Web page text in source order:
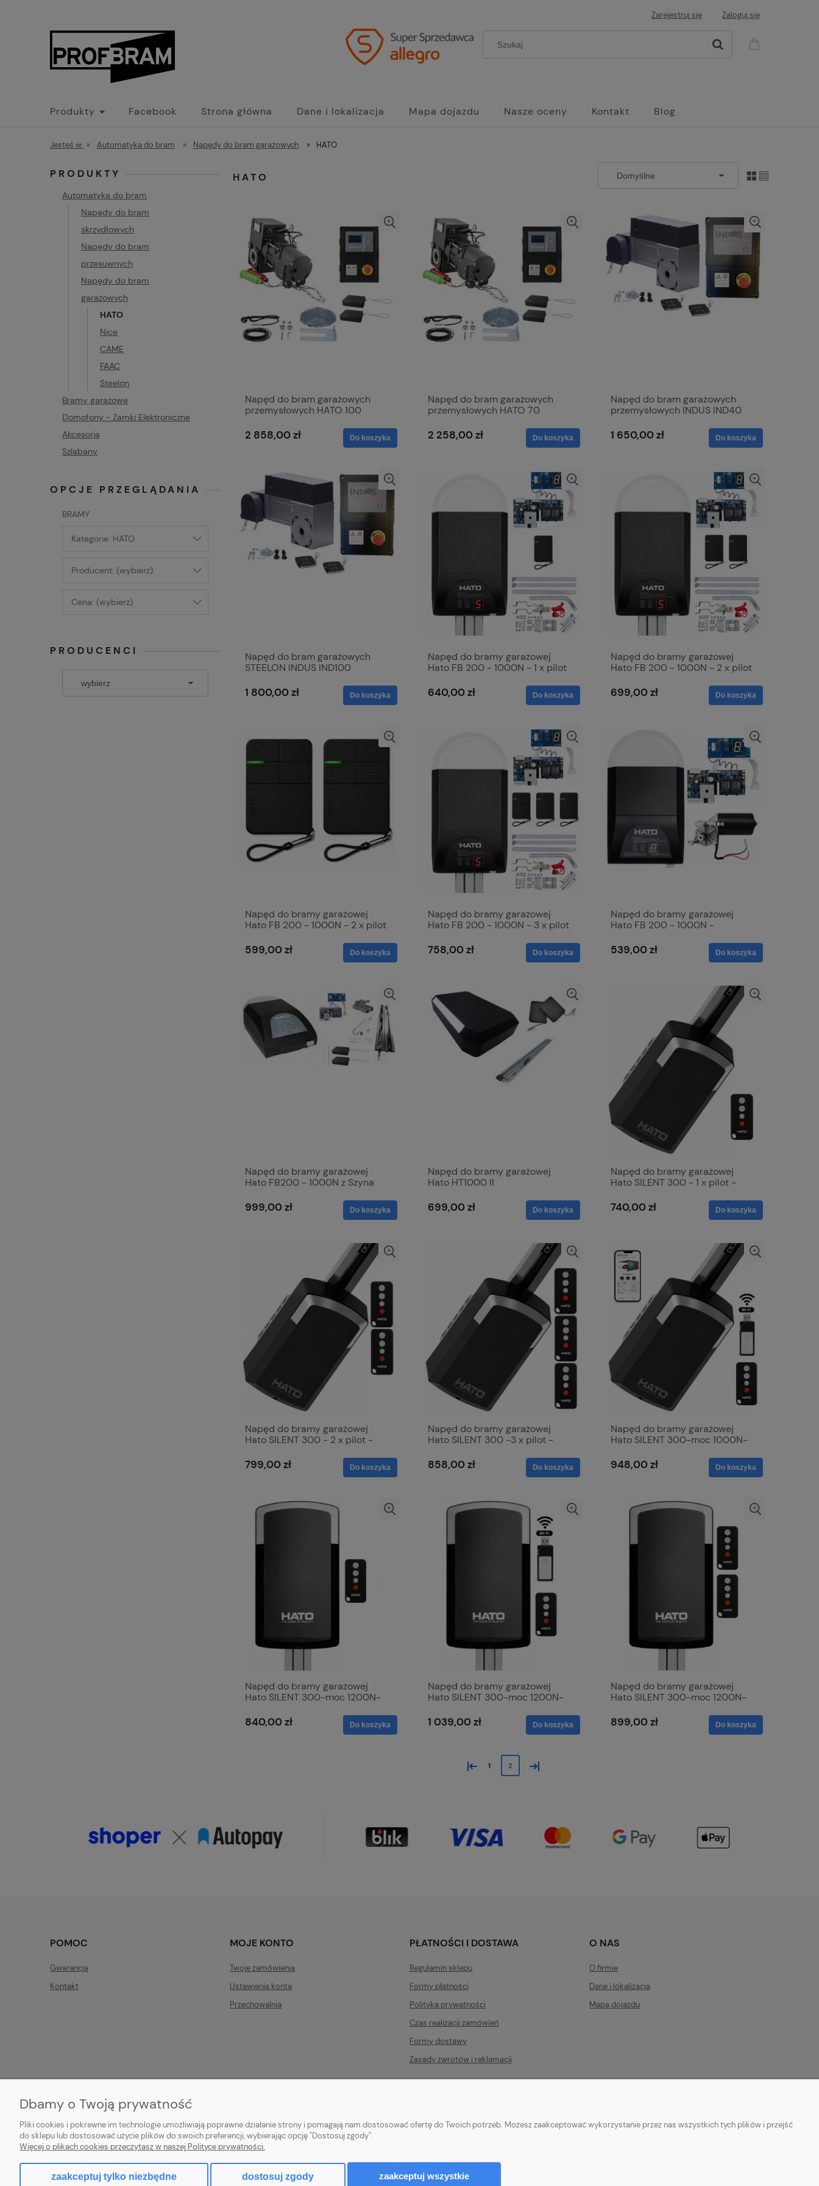
Zarejestruj się Zaloguj się
Produkty Facebook Strona główna Dane i lokalizacja Mapa dojazdu Nasze oceny Kontakt Blog
Jesteś w: » Automatyka do bram » Napędy do bram garażowych » HATO
PRODUKTY
Automatyka do bram
Napędy do bram
skrzydłowych
Napędy do bram
przesuwnych
Napędy do bram
garażowych
HATO
Nice
CAME
FAAC
Steelon
Bramy garażowe
Domofony - Zamki Elektroniczne
Akcesoria
Szlabany
OPCJE PRZEGLĄDANIA
BRAMY
Kategorie: HATO
Producent: (wybierz)
Cena: (wybierz)
PRODUCENCI
HATO
Napęd do bram garażowych
przemysłowych HATO 100
2 858,00 zł Do koszyka
Napęd do bram garażowych
przemysłowych HATO 70
2 258,00 zł Do koszyka
Napęd do bram garażowych
przemysłowych INDUS IND40
1 650,00 zł Do koszyka
Napęd do bram garażowych
STEELON INDUS IND100
1 800,00 zł Do koszyka
Napęd do bramy garażowej
Hato FB 200 - 1000N - 1 x pilot
640,00 zł Do koszyka
Napęd do bramy garażowej
Hato FB 200 - 1000N - 2 x pilot
699,00 zł Do koszyka
Napęd do bramy garażowej
Hato FB 200 - 1000N - 2 x pilot
599,00 zł Do koszyka
Napęd do bramy garażowej
Hato FB 200 - 1000N - 3 x pilot
758,00 zł Do koszyka
Napęd do bramy garażowej
Hato FB 200 - 1000N -
539,00 zł Do koszyka
Napęd do bramy garażowej
Hato FB200 - 1000N z Szyna
999,00 zł Do koszyka
Napęd do bramy garażowej
Hato HT1000 II
699,00 zł Do koszyka
Napęd do bramy garażowej
Hato SILENT 300 - 1 x pilot -
740,00 zł Do koszyka
Napęd do bramy garażowej
Hato SILENT 300 - 2 x pilot -
799,00 zł Do koszyka
Napęd do bramy garażowej
Hato SILENT 300 -3 x pilot -
858,00 zł Do koszyka
Napęd do bramy garażowej
Hato SILENT 300-moc 1000N-
948,00 zł Do koszyka
Napęd do bramy garażowej
Hato SILENT 300-moc 1200N-
840,00 zł Do koszyka
Napęd do bramy garażowej
Hato SILENT 300-moc 1200N-
1 039,00 zł Do koszyka
Napęd do bramy garażowej
Hato SILENT 300-moc 1200N-
899,00 zł Do koszyka
« 1 2 »
POMOC
Gwarancja
Kontakt
MOJE KONTO
Twoje zamówienia
Ustawienia konta
Przechowalnia
PŁATNOŚCI I DOSTAWA
Regulamin sklepu
Formy płatności
Polityka prywatności
Czas realizacji zamówień
Formy dostawy
Zasady zwrotów i reklamacji
O NAS
O firmie
Dane i lokalizacja
Mapa dojazdu
PROFBRAM JACEK PYTEL | ul. Wesoła 91, 34-300 Żywiec, woj. śląskie | E-mail:
Dbamy o Twoją prywatność
Pliki cookies i pokrewne im technologie umożliwiają poprawne działanie strony i pomagają nam dostosować ofertę do Twoich potrzeb. Możesz zaakceptować wykorzystanie przez nas wszystkich tych plików i przejść
do sklepu lub dostosować użycie plików do swoich preferencji, wybierając opcję "Dostosuj zgody".
Więcej o plikach cookies przeczytasz w naszej Polityce prywatności.
zaakceptuj tylko niezbędne dostosuj zgody zaakceptuj wszystkie